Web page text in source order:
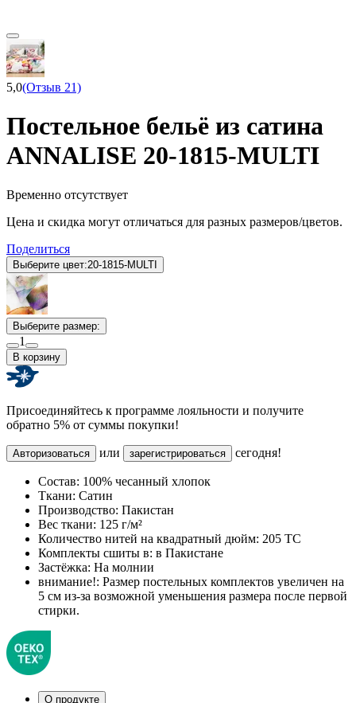
5,0(Отзыв 21)
Постельное бельё из сатина
ANNALISE 20-1815-MULTI
Временно отсутствует
Цена и скидка могут отличаться для разных размеров/цветов.
Поделиться
Выберите цвет:20-1815-MULTI
Выберите размер:
1
В корзину
Присоединяйтесь к программе лояльности и получите
обратно 5% от суммы покупки!
Авторизоваться или зарегистрироваться сегодня!
Состав: 100% чесанный хлопок
Ткани: Сатин
Производство: Пакистан
Вес ткани: 125 г/м²
Количество нитей на квадратный дюйм: 205 TC
Комплекты сшиты в: в Пакистане
Застёжка: На молнии
внимание!: Размер постельных комплектов увеличен на
5 см из-за возможной уменьшения размера после первой
стирки.
О продукте